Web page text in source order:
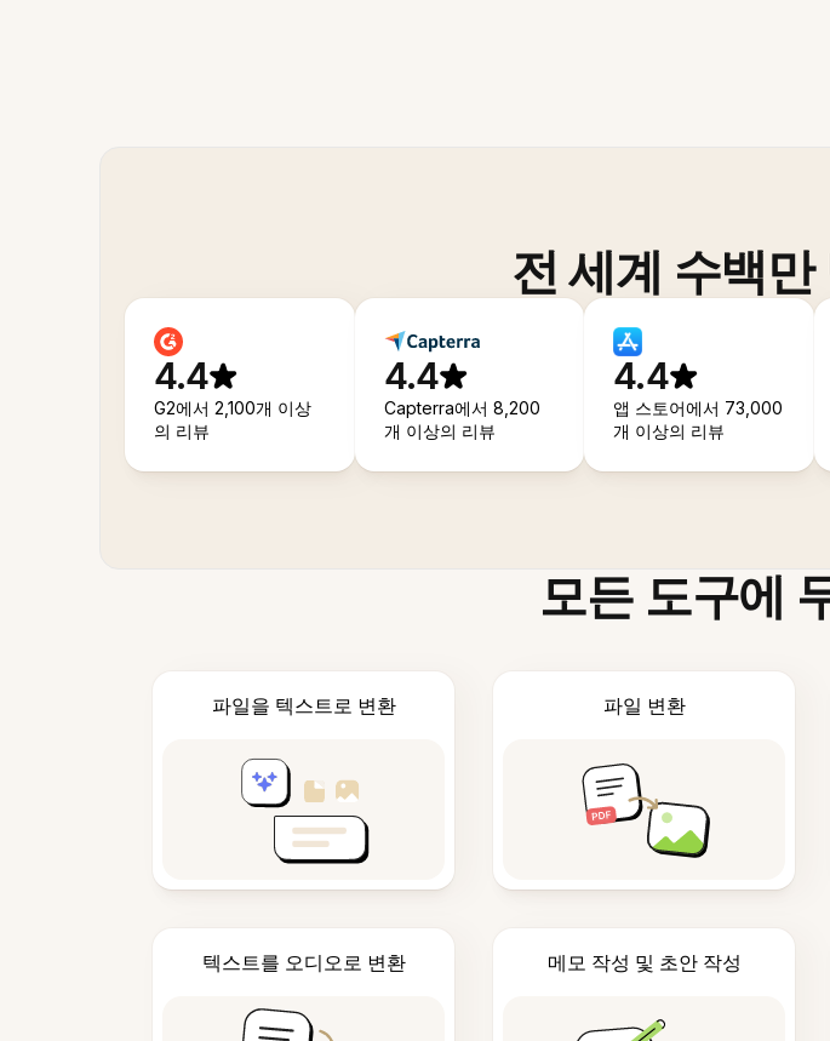
전 세계 수백
4.4
G2에서 2,100개 이상
의 리뷰
4.4
Capterra에서 8,200
개 이상의 리뷰
4.4
앱 스토어에서 73,000
개 이상의 리뷰
모든 도구에
파일을 텍스트로 변환 파일 변환
텍스트를 오디오로 변환 메모 작성 및 초안 작성